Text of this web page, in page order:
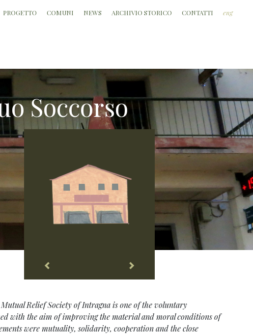
PROGETTO COMUNI NEWS ARCHIVIO STORICO CONTATTI eng
Soccorso
Mutual Relief Society of Intragna is one of the voluntary
with the aim of improving the material and moral conditions of
were mutuality, solidarity, cooperation and the close